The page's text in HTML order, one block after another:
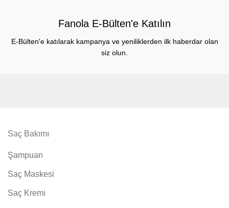
Fanola E-Bülten'e Katılın
E-Bülten'e katılarak kampanya ve yeniliklerden ilk haberdar olan
siz olun.
Saç Bakımı
Şampuan
Saç Maskesi
Saç Kremi